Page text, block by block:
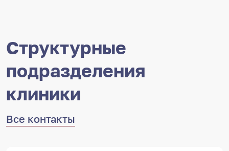
Структурные
подразделения
клиники
Все контакты